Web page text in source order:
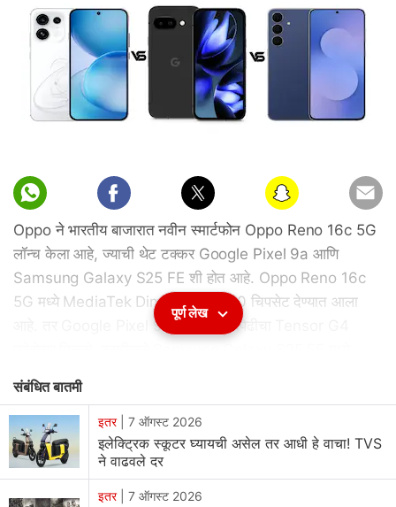
Oppo ने भारतीय बाजारात नवीन स्मार्टफोन Oppo Reno 16c 5G
लॉन्च केला आहे, ज्याची थेट टक्कर Google Pixel 9a आणि
Samsung Galaxy S25 FE शी होत आहे. Oppo Reno 16c
5G मध्ये MediaTek Dimensity 7300 चिपसेट देण्यात आला
आहे. तर Google Pixel 9a मध्ये चौथ्या पिढीचा Tensor G4
मग Oppo Reno 16c 5G, Google Pixel 9a आणि
Samsung Galaxy S25 FE यांची सविस्तर तुलना जाणून घेऊया.
Oppo Reno 16c 5G vs Google Pixel 9a vs Samsung
पूर्ण लेख
संबंधित बातमी
इतर| 7 ऑगस्ट 2026
इलेक्ट्रिक स्कूटर घ्यायची असेल तर आधी हे वाचा! TVS
ने वाढवले दर
इतर| 7 ऑगस्ट 2026